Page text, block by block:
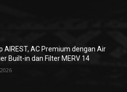
AIREST, AC Premium dengan Air
Built-in dan Filter MERV 14